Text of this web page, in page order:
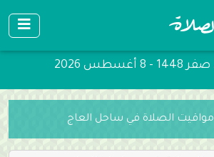
مواقيت الصلاة في ساحل العاج